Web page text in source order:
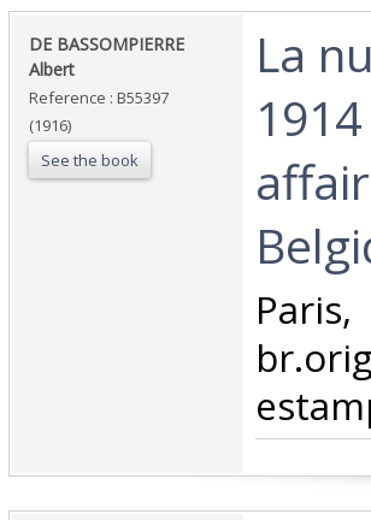
‎DE BASSOMPIERRE
Albert‎
Reference : B55397
(1916)
See the book
‎La